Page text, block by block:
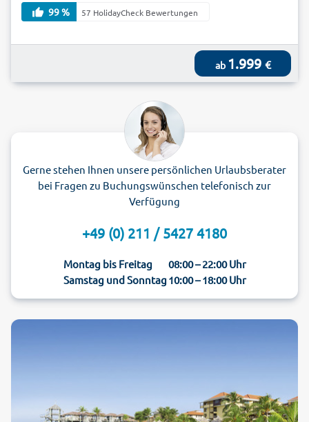
99 %
57 HolidayCheck Bewertungen
ab 1.999 €
Gerne stehen Ihnen unsere persönlichen Urlaubsberater
bei Fragen zu Buchungswünschen telefonisch zur
Verfügung
+49 (0) 211 / 5427 4180
Montag bis Freitag
08:00 – 22:00 Uhr
Samstag und Sonntag10:00 – 18:00 Uhr